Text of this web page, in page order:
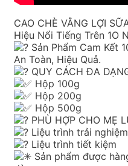
CAO CHÈ VẰNG LỢI
Hiệu Nổi Tiếng Trên 1O
Sản Phẩm Cam Kết
An Toàn, Hiệu Quả.
QUY CÁCH ĐA
Hộp 100g
Hộp 200g
Hộp 500g
PHÙ HỢP CHO MẸ
Liệu trình trải nghiệm
Liệu trình tiết kiệm
Sản phẩm được